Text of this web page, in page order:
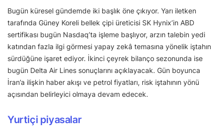
Bugün küresel gündemde iki başlık öne çıkıyor. Yarı iletken
tarafında Güney Koreli bellek çipi üreticisi SK Hynix’in ABD
sertifikası bugün Nasdaq’ta işleme başlıyor, arzın talebin yedi
katından fazla ilgi görmesi yapay zekâ temasına yönelik iştahın
sürdüğüne işaret ediyor. İkinci çeyrek bilanço sezonunda ise
bugün Delta Air Lines sonuçlarını açıklayacak. Gün boyunca
İran’a ilişkin haber akışı ve petrol fiyatları, risk iştahının yönü
açısından belirleyici olmaya devam edecek.
Yurtiçi piyasalar